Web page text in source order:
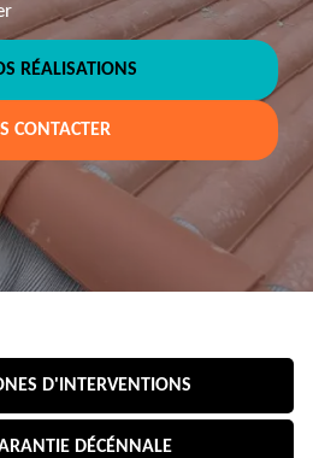
RÉALISATIONS
CONTACTER
D'INTERVENTIONS
DÉCÉNNALE